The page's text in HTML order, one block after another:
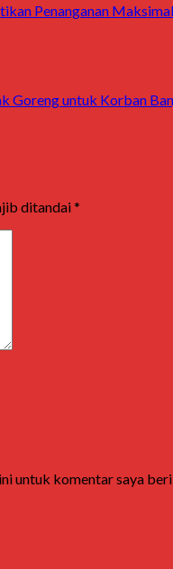
Penanganan
Goreng untuk Korban
ditandai*
untuk komentar saya